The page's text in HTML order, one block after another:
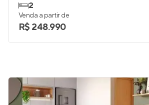
2
Venda a partir de
R$ 248.990